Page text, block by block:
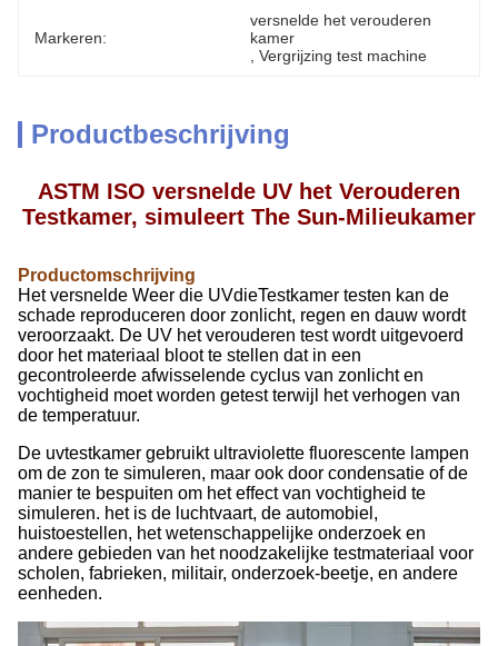
Markeren:
versnelde het verouderen
kamer
Vergrijzing test machine
Productbeschrijving
ASTM ISO versnelde UV het Verouderen
Testkamer, simuleert The Sun-Milieukamer
Productomschrijving
Het versnelde Weer die UVdieTestkamer testen kan de
schade reproduceren door zonlicht, regen en dauw wordt
veroorzaakt. De UV het verouderen test wordt uitgevoerd
door het materiaal bloot te stellen dat in een
gecontroleerde afwisselende cyclus van zonlicht en
vochtigheid moet worden getest terwijl het verhogen van
de temperatuur.
De uvtestkamer gebruikt ultraviolette fluorescente lampen
om de zon te simuleren, maar ook door condensatie of de
manier te bespuiten om het effect van vochtigheid te
simuleren. het is de luchtvaart, de automobiel,
huistoestellen, het wetenschappelijke onderzoek en
andere gebieden van het noodzakelijke testmateriaal voor
scholen, fabrieken, militair, onderzoek-beetje, en andere
eenheden.